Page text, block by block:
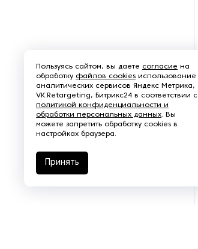
Токарно-винторезные станки
Токарные обрабатывающие
центры
Токарные станки
Токарные станки с ЧПУ
Пользуясь сайтом, вы даете согласие на
обработку файлов cookies использование
аналитических сервисов Яндекс Метрика,
VK.Retargeting, Битрикс24 в соответствии с
политикой конфиденциальности и
обработки персональных данных. Вы
можете запретить обработку cookies в
настройках браузера.
Принять